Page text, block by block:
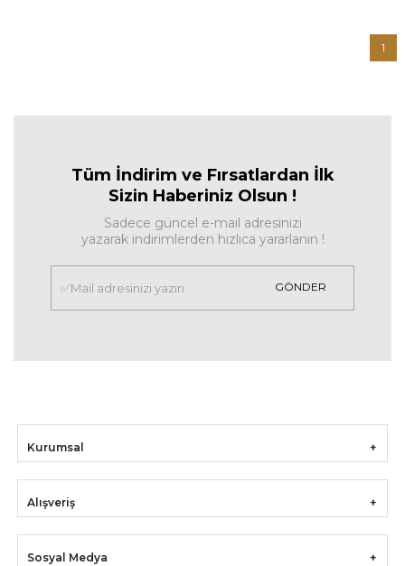
1
Tüm İndirim ve Fırsatlardan İlk
Sizin Haberiniz Olsun !
Sadece güncel e-mail adresinizi
yazarak indirimlerden hızlıca yararlanın !
GÖNDER
Kurumsal
Alışveriş
Sosyal Medya